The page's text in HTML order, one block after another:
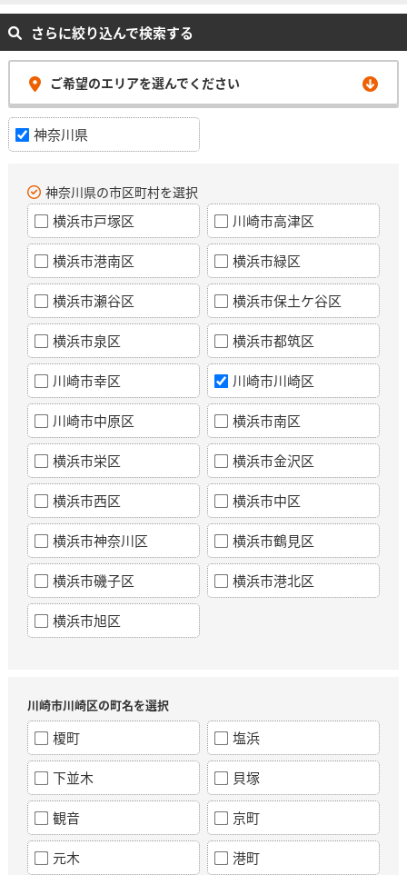
さらに絞り込んで検索する
ご希望のエリアを選んでください
神奈川県
神奈川県の市区町村を選択
横浜市戸塚区 川崎市高津区
横浜市港南区 横浜市緑区
横浜市瀬谷区 横浜市保土ケ谷区
横浜市泉区 横浜市都筑区
川崎市幸区 川崎市川崎区
川崎市中原区 横浜市南区
横浜市栄区 横浜市金沢区
横浜市西区 横浜市中区
横浜市神奈川区 横浜市鶴見区
横浜市磯子区 横浜市港北区
横浜市旭区
川崎市川崎区の町名を選択
榎町 塩浜
下並木 貝塚
観音 京町
元木 港町